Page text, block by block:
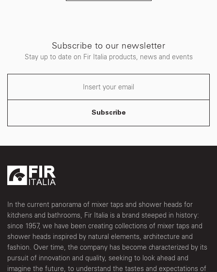
Subscribe to our newsletter
Stay up to date on Fir Italia products, news and events
Subscribe
In the current panorama of mixer taps and shower heads for
kitchens and bathrooms, Fir Italia is a brand steeped in history:
since 1957, we have been creating collections of mixer taps and
shower heads inspired by natural elements, architecture and
fashion. Over time, the company has become characterized by its
pursuit of innovation and quality, seeking to look ahead and
imagine the future, to understand the tastes and expectations of